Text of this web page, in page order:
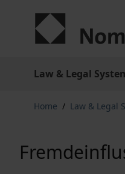
Law & Legal
Home / Law & Legal